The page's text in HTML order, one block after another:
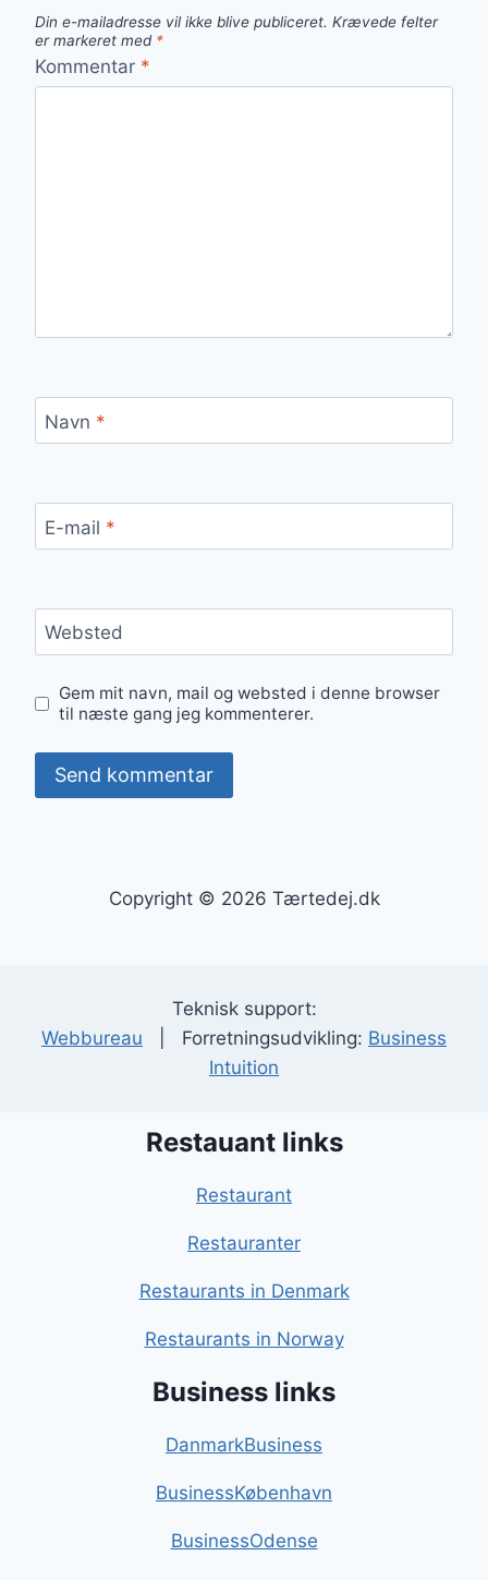
Din e-mailadresse vil ikke blive publiceret. Krævede felter
er markeret med *
Kommentar *
Navn *
E-mail *
Websted
Gem mit navn, mail og websted i denne browser
til næste gang jeg kommenterer.
Copyright © 2026 Tærtedej.dk
Teknisk support:
Webbureau | Forretningsudvikling: Business
Intuition
Restauant links
Restaurant
Restauranter
Restaurants in Denmark
Restaurants in Norway
Business links
DanmarkBusiness
BusinessKøbenhavn
BusinessOdense